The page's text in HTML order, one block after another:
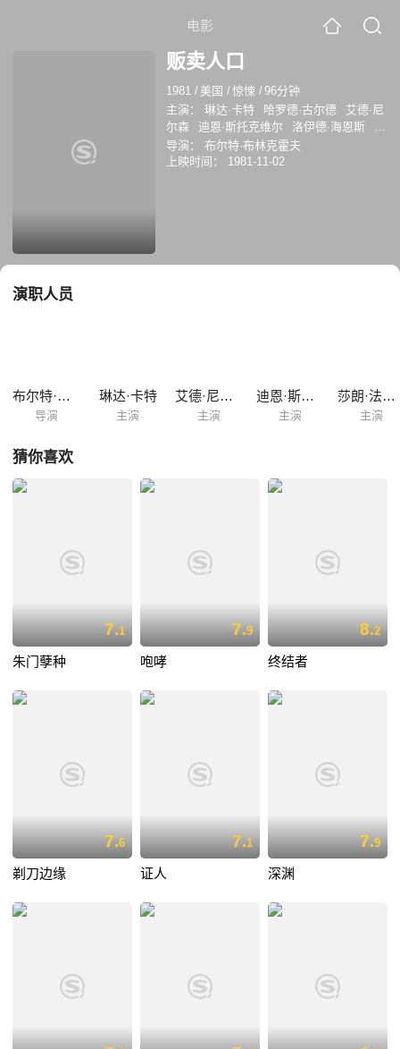
电影
贩卖人口
1981 / 美国 /惊悚 /96分钟
主演：
琳达·卡特 哈罗德·古尔德
艾德·尼
尔森
迪恩·斯托克维尔 洛伊德·海恩斯
莎
朗·法雷尔
海尔德·高德
导演：
布尔特·布林克霍夫
上映时间：
1981-11-02
演职人员
布尔特·布林克霍夫
导演
琳达·卡特
主演
艾德·尼尔森
主演
迪恩·斯托克维尔
主演
莎朗·法雷尔
主演
猜你喜欢
7.1
朱门孽种
7.9
咆哮
8.2
终结者
7.6
剃刀边缘
7.1
证人
7.9
深渊